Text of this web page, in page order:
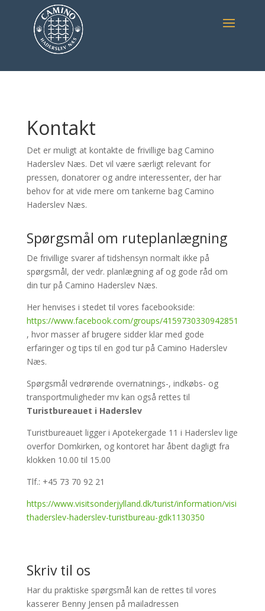
Kontakt
Det er muligt at kontakte de frivillige bag Camino
Haderslev Næs. Det vil være særligt relevant for
pressen, donatorer og andre interessenter, der har
behov for at vide mere om tankerne bag Camino
Haderslev Næs.
Spørgsmål om ruteplanlægning
De frivillige svarer af tidshensyn normalt ikke på
spørgsmål, der vedr. planlægning af og gode råd om
din tur på Camino Haderslev Næs.
Her henvises i stedet til vores facebookside:
https://www.facebook.com/groups/4159730330942851
, hvor masser af brugere sidder klar med gode
erfaringer og tips til en god tur på Camino Haderslev
Næs.
Spørgsmål vedrørende overnatnings-, indkøbs- og
transportmuligheder mv kan også rettes til
Turistbureauet i Haderslev
Turistbureauet ligger i Apotekergade 11 i Haderslev lige
overfor Domkirken, og kontoret har åbent dagligt fra
klokken 10.00 til 15.00
Tlf.: +45 73 70 92 21
https://www.visitsonderjylland.dk/turist/information/visi
thaderslev-haderslev-turistbureau-gdk1130350
Skriv til os
Har du praktiske spørgsmål kan de rettes til vores
kasserer Benny Jensen på mailadressen